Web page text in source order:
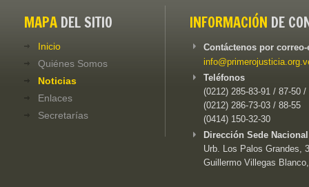
MAPA DEL SITIO
Inicio
Quiénes Somos
Noticias
Enlaces
Secretarías
INFORMACIÓN DE
Contáctenos por
Teléfonos
(0212) 285-83-91 / 87-50 /
(0212) 286-73-03 / 88-55
(0414) 150-32-30
Dirección Sede
Urb. Los Palos Grandes,
Guillermo Villegas